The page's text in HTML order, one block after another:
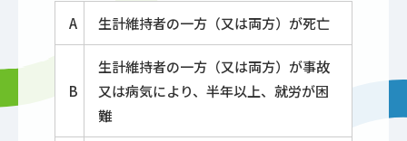
A 生計維持者の一方（又は両方）が死亡
B
生計維持者の一方（又は両方）が事故
又は病気により、半年以上、就労が困
難